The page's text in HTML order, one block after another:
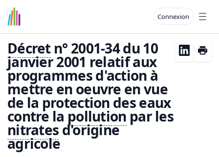
Connexion
Décretn° 2001-34 du 10
janvier 2001 relatif aux
programmes d'action à
mettre en oeuvre en vue
de la protection des eaux
contre la pollution par les
nitrates d'origine
agricole